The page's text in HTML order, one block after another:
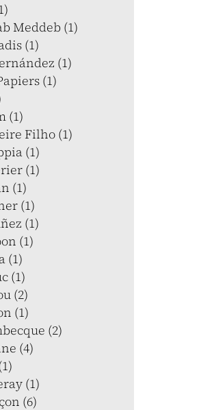
Meddeb (1)
(1)
(1)
(1)
(1)
Filho (1)
(1)
(1)
(1)
(1)
(1)
(1)
(1)
(1)
(2)
(1)
(2)
(4)
(1)
(6)